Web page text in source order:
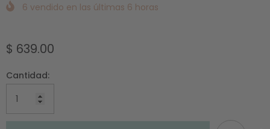
6 vendido en las últimas 6 horas
$ 639.00
Cantidad: